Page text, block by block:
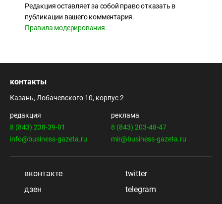
Редакция оставляет за собой право отказать в
публикации вашего комментария.
Правила модерирования.
контакты
Казань, Лобачевского 10, корпус 2
редакция
8 (843) 238-39-01
info@business-gazeta.ru
реклама
8 (843) 203-48-47
mir@business-gazeta.ru
вконтакте
twitter
дзен
telegram